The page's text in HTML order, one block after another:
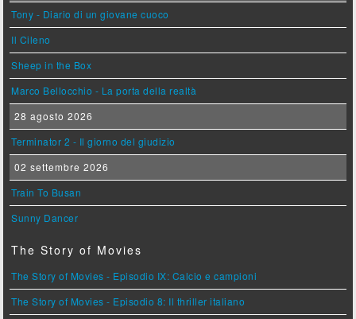
Tony - Diario di un giovane cuoco
Il Cileno
Sheep in the Box
Marco Bellocchio - La porta della realtà
28 agosto 2026
Terminator 2 - Il giorno del giudizio
02 settembre 2026
Train To Busan
Sunny Dancer
The Story of Movies
The Story of Movies - Episodio IX: Calcio e campioni
The Story of Movies - Episodio 8: Il thriller italiano